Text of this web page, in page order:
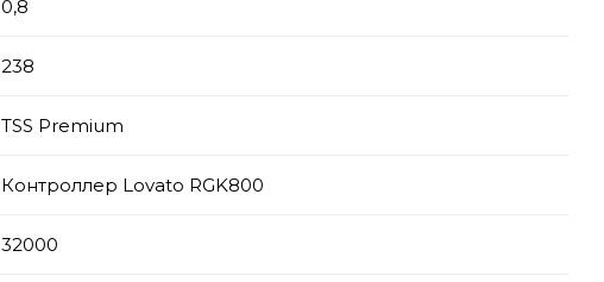
0,8
238
TSS Premium
Контроллер Lovato RGK800
32000